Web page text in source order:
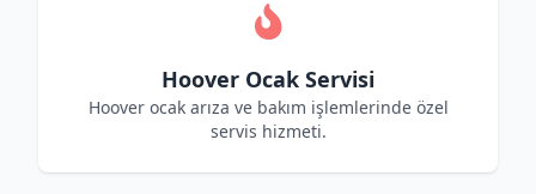
Hoover Ocak Servisi
Hoover ocak arıza ve bakım işlemlerinde özel
servis hizmeti.